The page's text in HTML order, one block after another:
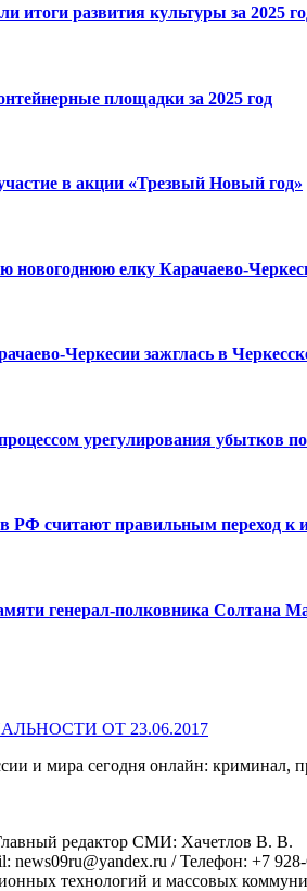
итоги развития культуры за 2025
площадки за 2025 год
в акции «Трезвый Новый год»
новогоднюю елку Карачаево-
Черкесии зажглась в
урегулирования убытков
РФ считают правильным
генерал-полковника Солтана
ОТ 23.06.2017
и мира сегодня онлайн: криминал,
редактор СМИ: Хaчeтлoв B. B.
/ Телефон: +7
технологий и массовых